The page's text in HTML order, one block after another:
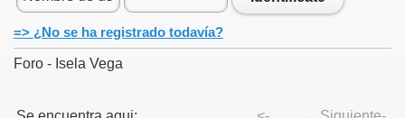
=> ¿No se ha registrado todavía?
Foro - Isela Vega